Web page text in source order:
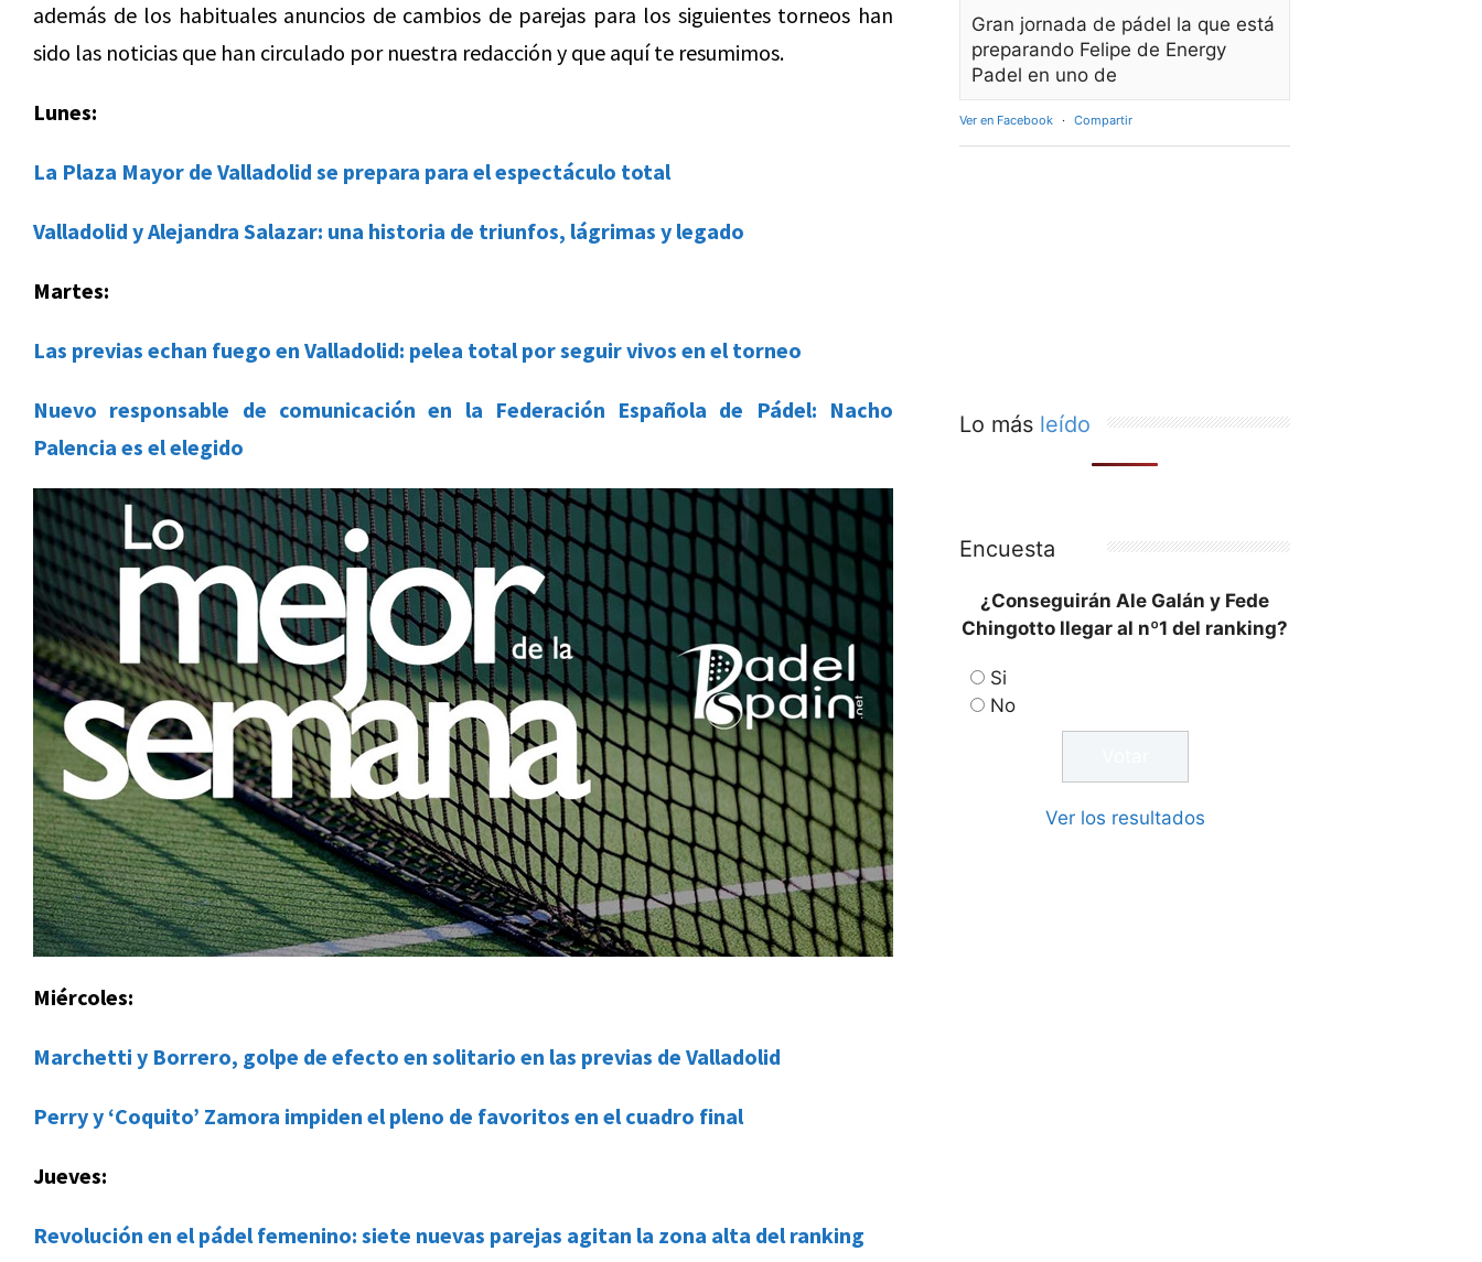
además de los habituales anuncios de cambios de parejas para los siguientes torneos han
sido las noticias que han circulado por nuestra redacción y que aquí te resumimos.
Lunes:
La Plaza Mayor de Valladolid se prepara para el espectáculo total
Valladolid y Alejandra Salazar: una historia de triunfos, lágrimas y legado
Martes:
Las previas echan fuego en Valladolid: pelea total por seguir vivos en el torneo
Nuevo responsable de comunicación en la Federación Española de Pádel: Nacho
Palencia es el elegido
Miércoles:
Marchetti y Borrero, golpe de efecto en solitario en las previas de Valladolid
Perry y ‘Coquito’ Zamora impiden el pleno de favoritos en el cuadro final
Jueves:
Revolución en el pádel femenino: siete nuevas parejas agitan la zona alta del ranking
Gran jornada de pádel la que está
preparando Felipe de Energy
Padel en uno de
Ver en Facebook · Compartir
Lo más leído
Encuesta
¿Conseguirán Ale Galán y Fede
Chingotto llegar al nº1 del ranking?
Si
No
Ver los resultados